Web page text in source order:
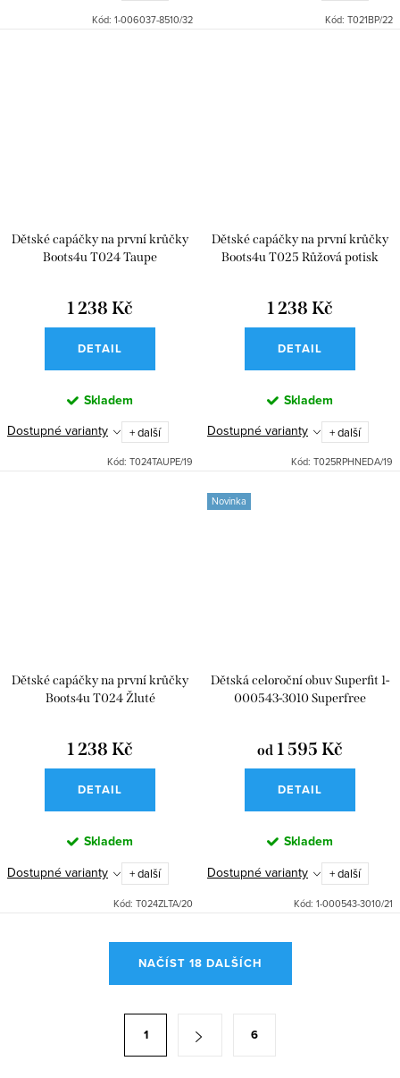
Kód: 1-006037-8510/32 Kód: T021BP/22
Dětské capáčky na první krůčky
Boots4u T024 Taupe
1 238 Kč
DETAIL
Skladem
Dostupné varianty + další
Kód: T024TAUPE/19
Dětské capáčky na první krůčky
Boots4u T025 Růžová potisk
1 238 Kč
DETAIL
Skladem
Dostupné varianty + další
Kód: T025RPHNEDA/19
Dětské capáčky na první krůčky
Boots4u T024 Žluté
1 238 Kč
DETAIL
Skladem
Dostupné varianty + další
Kód: T024ZLTA/20
Novinka
Dětská celoroční obuv Superfit 1-
000543-3010 Superfree
od 1 595 Kč
DETAIL
Skladem
Dostupné varianty + další
Kód: 1-000543-3010/21
NAČÍST 18 DALŠÍCH
1 6